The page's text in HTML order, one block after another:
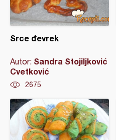
Srce đevrek
Autor: Sandra Stojiljković
Cvetković
2675